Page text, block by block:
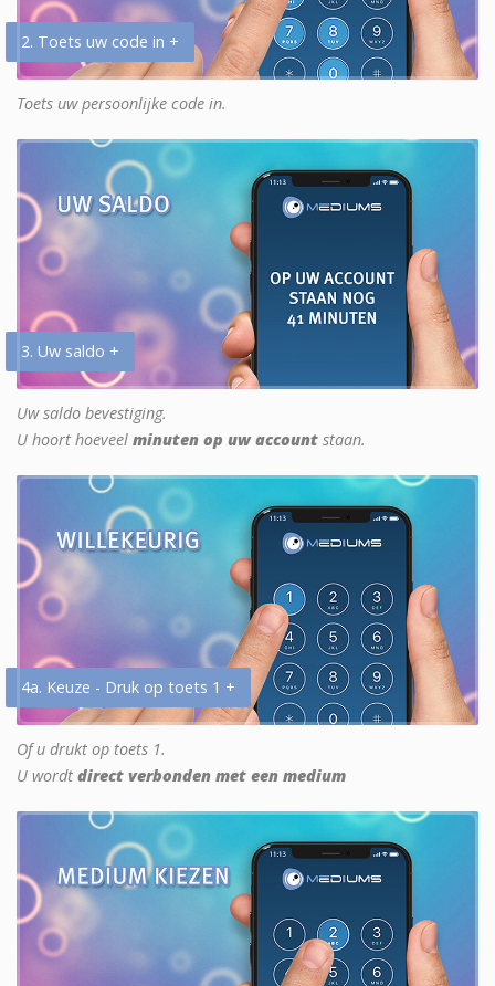
2. Toets uw code in +
Toets uw persoonlijke code in.
3. Uw saldo +
Uw saldo bevestiging.
U hoort hoeveel minuten op uw account staan.
4a. Keuze - Druk op toets 1 +
Of u drukt op toets 1.
U wordt direct verbonden met een medium